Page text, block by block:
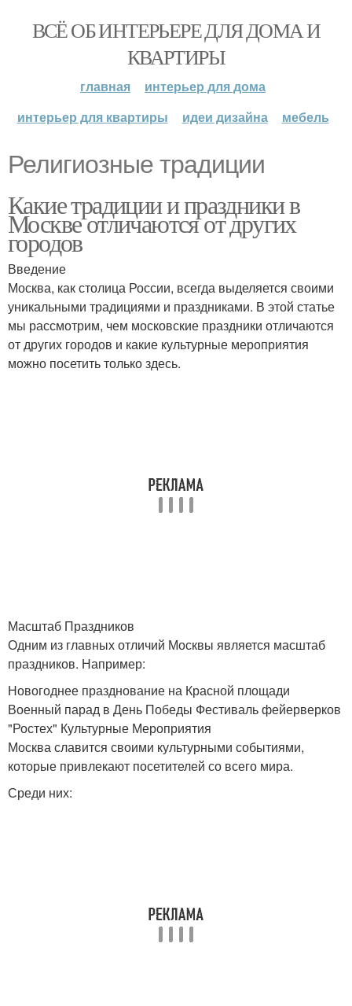
ВСЁ ОБ ИНТЕРЬЕРЕ ДЛЯ ДОМА И
КВАРТИРЫ
главная
интерьер для дома
интерьер для квартиры
идеи дизайна мебель
Религиозные традиции
Какие традиции и праздники в
Москве отличаются от других
городов
Введение
Москва, как столица России, всегда выделяется своими
уникальными традициями и праздниками. В этой статье
мы рассмотрим, чем московские праздники отличаются
от других городов и какие культурные мероприятия
можно посетить только здесь.
Масштаб Праздников
Одним из главных отличий Москвы является масштаб
праздников. Например:
Новогоднее празднование на Красной площади
Военный парад в День Победы Фестиваль фейерверков
"Ростех" Культурные Мероприятия
Москва славится своими культурными событиями,
которые привлекают посетителей со всего мира.
Среди них: